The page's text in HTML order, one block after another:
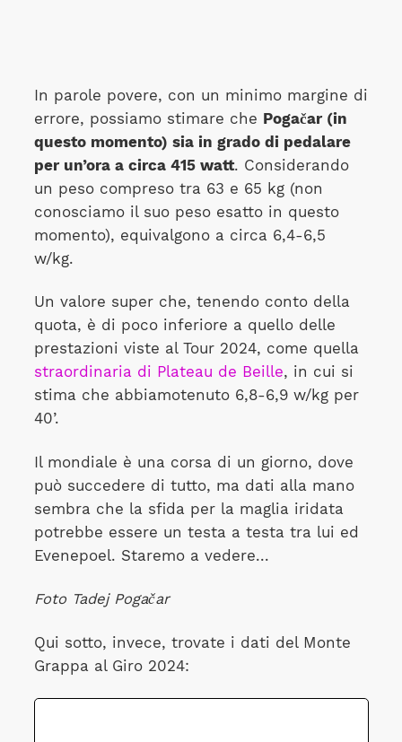
In parole povere, con un minimo margine di
errore, possiamo stimare che Pogačar (in
questo momento) sia in grado di pedalare
per un’ora a circa 415 watt. Considerando
un peso compreso tra 63 e 65 kg (non
conosciamo il suo peso esatto in questo
momento), equivalgono a circa 6,4-6,5
w/kg.
Un valore super che, tenendo conto della
quota, è di poco inferiore a quello delle
prestazioni viste al Tour 2024, come quella
straordinaria di Plateau de Beille, in cui si
stima che abbiamotenuto 6,8-6,9 w/kg per
40’.
Il mondiale è una corsa di un giorno, dove
può succedere di tutto, ma dati alla mano
sembra che la sfida per la maglia iridata
potrebbe essere un testa a testa tra lui ed
Evenepoel. Staremo a vedere...
Foto Tadej Pogačar
Qui sotto, invece, trovate i dati del Monte
Grappa al Giro 2024: